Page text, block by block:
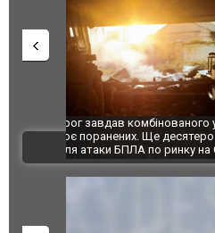
За 2000 кілометрів від
Єкатеринбурзі після атаки
склад Wildberries. ФОТО.